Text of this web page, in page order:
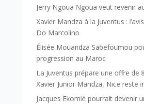
Jerry Ngoua Ngoua veut revenir
Xavier Mandza à la Juventus :
Do Marcolino
Élisée Mouandza Sabefoumou
progression au Maroc
La Juventus prépare une offre de
Xavier Junior Mandza, Nice reste
Jacques Ekomié pourrait devenir